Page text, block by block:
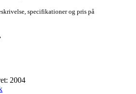
specifikationer og pris på
2004